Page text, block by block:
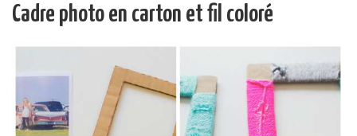
Cadre photo en carton et fil coloré